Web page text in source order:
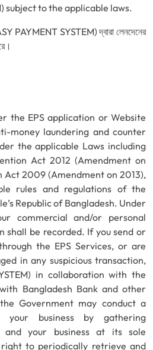
subject to the applicable laws.
PAYMENT SYSTEM) দ্বারা লেনদেনের
the EPS application or Website
money laundering and counter
the applicable Laws including
Act 2012 (Amendment on
Act 2009 (Amendment on 2013),
rules and regulations of the
Republic of Bangladesh. Under
commercial and/or personal
be recorded. If you send or
the EPS Services, or are
in any suspicious transaction,
in collaboration with the
Bangladesh Bank and other
Government may conduct a
your business by gathering
and your business at its sole
to periodically retrieve and